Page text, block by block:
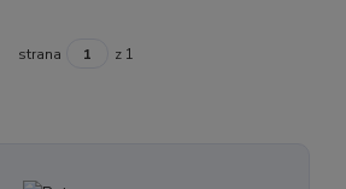
strana z 1